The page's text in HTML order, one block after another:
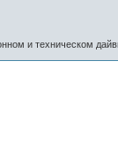
и техническом